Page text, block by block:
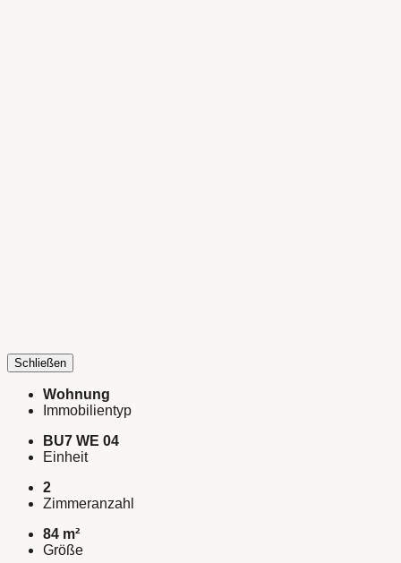
Schließen
Wohnung
Immobilientyp
BU7 WE 04
Einheit
2
Zimmeranzahl
84 m²
Größe